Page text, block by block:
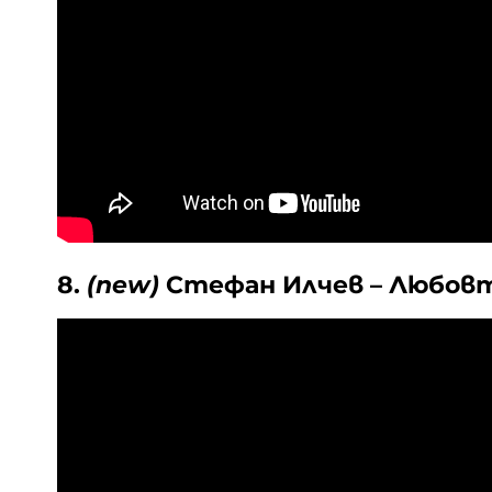
8. (new) Стефан Илчев –